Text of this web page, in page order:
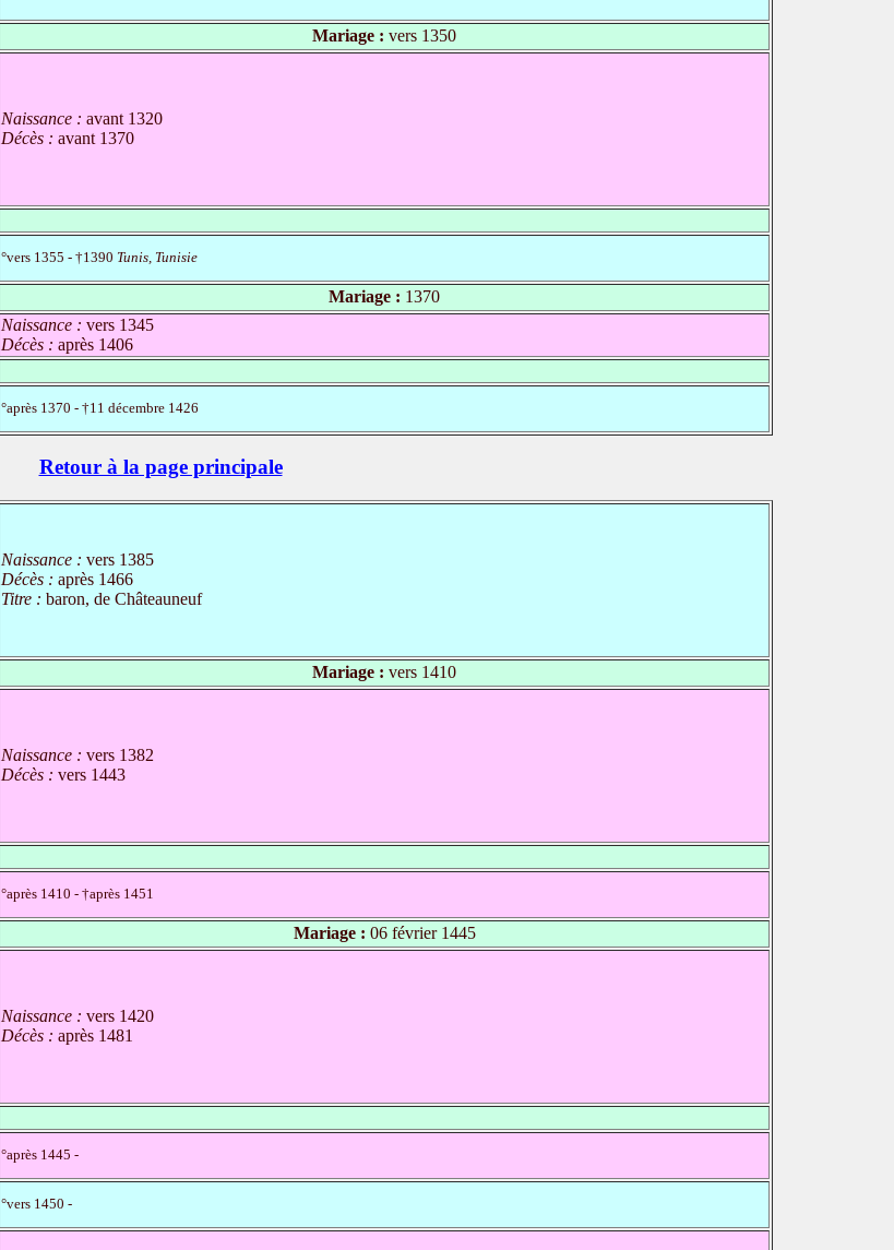
Mariage : vers 1350
Naissance : avant 1320
Décès : avant 1370
°vers 1355 - †1390 Tunis, Tunisie
Mariage : 1370
Naissance : vers 1345
Décès : après 1406
°après 1370 - †11 décembre 1426
Retour à la page principale
Naissance : vers 1385
Décès : après 1466
Titre : baron, de Châteauneuf
Mariage : vers 1410
Naissance : vers 1382
Décès : vers 1443
°après 1410 - †après 1451
Mariage : 06 février 1445
Naissance : vers 1420
Décès : après 1481
°après 1445 -
°vers 1450 -